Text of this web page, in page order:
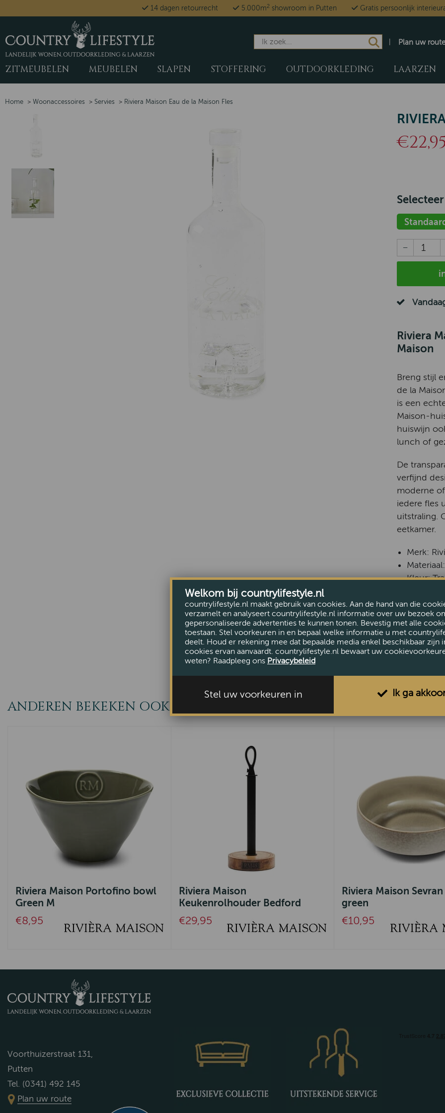
14 dagen retourrecht 5.000m2 showroom in Putten Gratis persoonlijk
Plan uw route
ZITMEUBELEN MEUBELEN SLAPEN STOFFERING OUTDOORKLEDING LAARZEN
Home > Woonaccessoires > Servies > Riviera Maison Eau de la Maison Fles
Riviera
Maison
Breng stijl
de la
is een
Maison-
huiswijn
lunch of
De
verfijnd
moderne
iedere fles
uitstraling.
eetkamer.
Merk:
Kleur:
Inhoud:
Niet
ANDEREN BEKEKEN OOK
Riviera Maison Portofino bowl
Green M
€8,95
Riviera Maison
Keukenrolhouder Bedford
€29,95
Riviera Maison
green
€10,95
Voorthuizerstraat 131,
Putten
Tel. (0341) 492 145
Plan uw route
Welkom bij countrylifestyle.nl
countrylifestyle.nl maakt gebruik van cookies. Aan de hand van die
verzamelt en analyseert countrylifestyle.nl informatie over uw bezoek
gepersonaliseerde advertenties te kunnen tonen. Bevestig met alle
toestaan. Stel voorkeuren in en bepaal welke informatie u met
deelt. Houd er rekening mee dat bepaalde media enkel beschikbaar zijn
cookies ervan aanvaardt. countrylifestyle.nl bewaart uw
weten? Raadpleeg ons Privacybeleid
Stel uw voorkeuren in Ik ga